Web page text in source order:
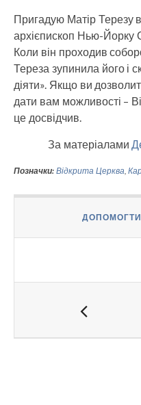
Пригадую Матір Терезу в
архієпископ Нью-Йорку
Коли він проходив
Тереза зупинила його і
діяти». Якщо ви
дати вам можливості –
це досвідчив.
За матеріалами
Позначки: Відкрита Церква,